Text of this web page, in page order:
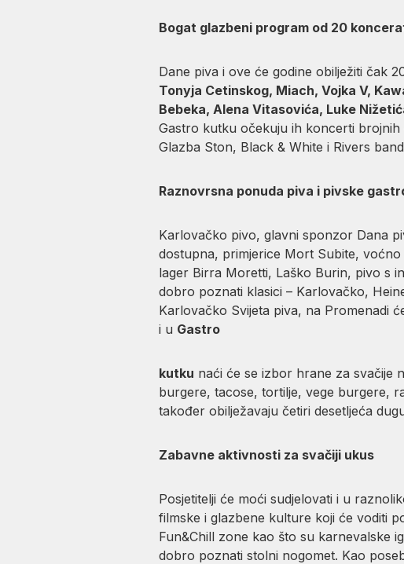
Bogat glazbeni program od 20
Dane piva i ove će godine obilježiti čak
Tonyja Cetinskog, Miach, Vojka V,
Bebeka, Alena Vitasovića, Luke
Gastro kutku očekuju ih koncerti brojnih
Glazba Ston, Black & White i Rivers
Raznovrsna ponuda piva i pivske
Karlovačko pivo, glavni sponzor Dana
dostupna, primjerice Mort Subite,
lager Birra Moretti, Laško Burin, pivo s
dobro poznati klasici – Karlovačko,
Karlovačko Svijeta piva, na Promenadi
i u Gastro
kutku naći će se izbor hrane za svačije
burgere, tacose, tortilje, vege burgere,
također obilježavaju četiri desetljeća
Zabavne aktivnosti za svačiji ukus
Posjetitelji će moći sudjelovati i u
filmske i glazbene kulture koji će voditi
Fun&Chill zone kao što su karnevalske
dobro poznati stolni nogomet. Kao